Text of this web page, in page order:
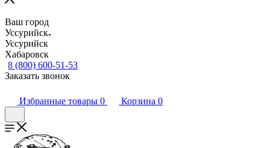
Ваш город
Уссурийск
Уссурийск
Хабаровск
8 (800) 600-51-53
Заказать звонок
Избранные товары 0 Корзина 0